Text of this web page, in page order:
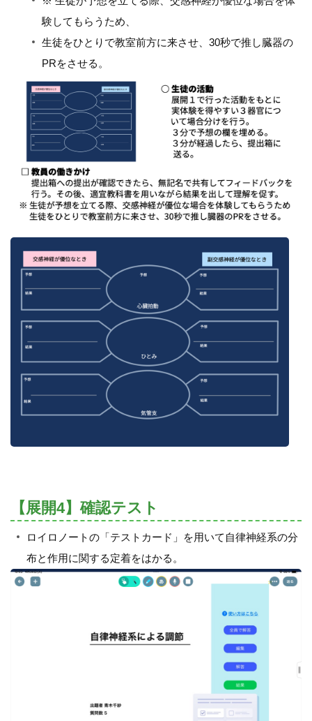
験してもらうため、
生徒をひとりで教室前方に来させ、30秒で推し臓器の
PRをさせる。
【展開4】確認テスト
ロイロノートの「テストカード」を用いて自律神経系の分
布と作用に関する定着をはかる。